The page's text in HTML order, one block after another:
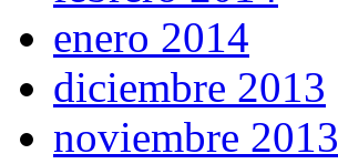
enero 2014
diciembre 2013
noviembre 2013